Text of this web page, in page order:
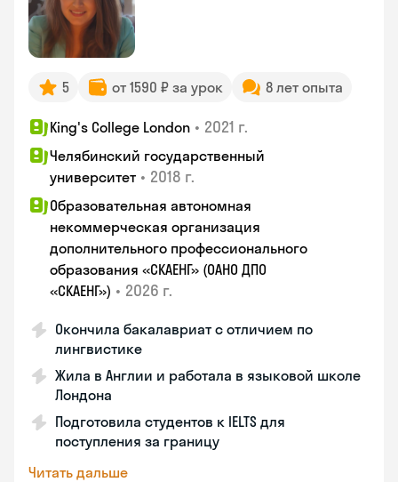
5 от 1590 ₽ за урок 8 лет опыта
King's College London • 2021 г.
Челябинский государственный
университет • 2018 г.
Образовательная автономная
некоммерческая организация
дополнительного профессионального
образования «СКАЕНГ» (ОАНО ДПО
«СКАЕНГ») • 2026 г.
Окончила бакалавриат с отличием по
лингвистике
Жила в Англии и работала в языковой школе
Лондона
Подготовила студентов к IELTS для
поступления за границу
Читать дальше